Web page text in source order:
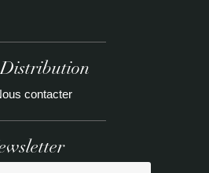
contacter